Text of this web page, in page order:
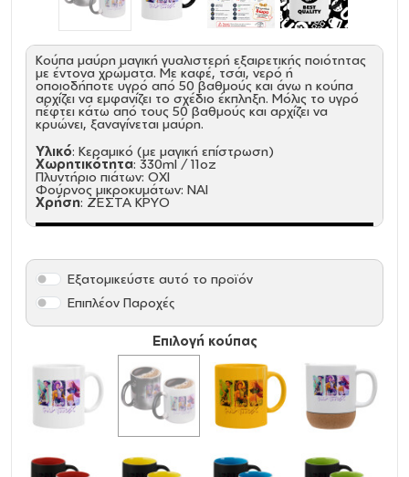
Κούπα μαύρη μαγική γυαλιστερή εξαιρετικής ποιότητας
με έντονα χρώματα. Με καφέ, τσάι, νερό ή
οποιοδήποτε υγρό από 50 βαθμούς και άνω η κούπα
αρχίζει να εμφανίζει το σχέδιο έκπληξη. Μόλις το υγρό
πέφτει κάτω από τους 50 βαθμούς και αρχίζει να
κρυώνει, ξαναγίνεται μαύρη.
Υλικό: Κεραμικό (με μαγική επίστρωση)
Χωρητικότητα: 330ml / 11oz
Πλυντήριο πιάτων: ΟΧΙ
Φούρνος μικροκυμάτων: ΝΑΙ
Χρήση: ΖΕΣΤΑ ΚΡΥΟ
Επιλογή κούπας
Εξατομικεύστε αυτό το προϊόν
Επιπλέον Παροχές